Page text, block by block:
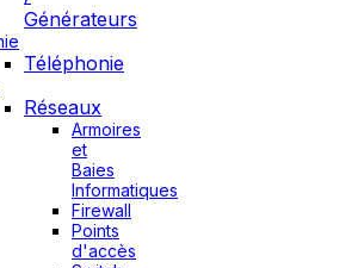
Générateurs
Téléphonie
Réseaux
Armoires
et
Baies
Informatiques
Firewall
Points
d'accès